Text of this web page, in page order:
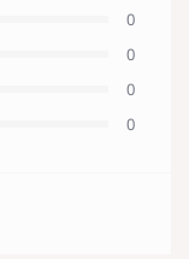
0
0
0
0